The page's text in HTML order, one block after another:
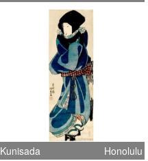
Kunisada Honolulu